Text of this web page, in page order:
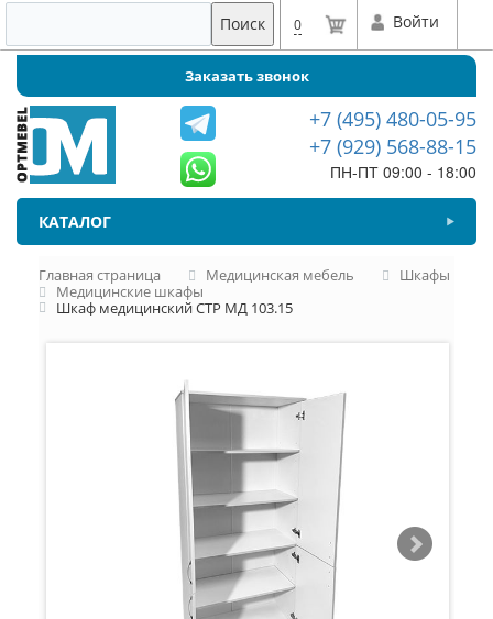
Поиск 0 Войти
Заказать звонок
+7 (495) 480-05-95
+7 (929) 568-88-15
ПН-ПТ 09:00 - 18:00
КАТАЛОГ
Главная страница Медицинская мебель
Шкафы
Медицинские шкафы
Шкаф медицинский СТР МД 103.15